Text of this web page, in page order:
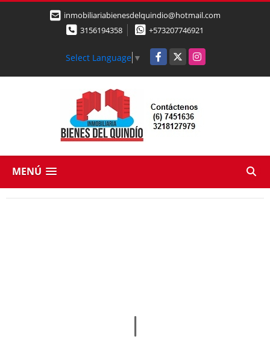
inmobiliariabienesdelquindio@hotmail.com
3156194358
+573207746921
Select Language ▼ Facebook
X Instagram
MENÚ